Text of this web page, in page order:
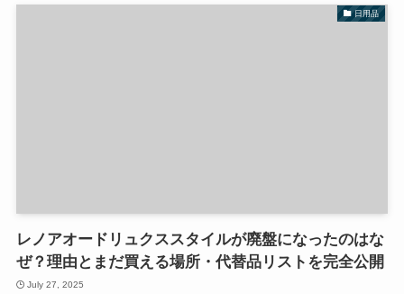
日用品
レノアオードリュクススタイルが廃盤になったのはな
ぜ？理由とまだ買える場所・代替品リストを完全公開
July 27, 2025